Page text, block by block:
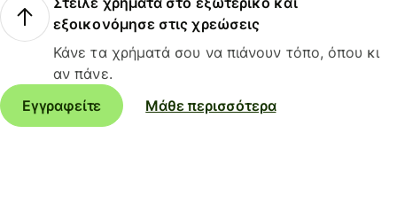
εξοικονόμησε στις χρεώσεις
Κάνε τα χρήματά σου να πιάνουν τόπο, όπου κι
αν πάνε.
Εγγραφείτε
Μάθε περισσότερα